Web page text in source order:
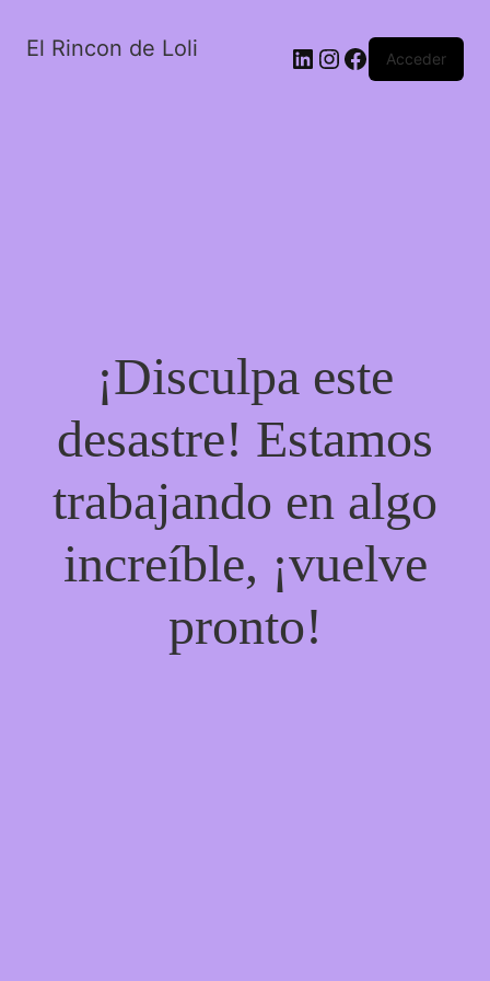
El Rincon de Loli LinkedIn
Instagram
FacebookAcceder
¡Disculpa este
desastre! Estamos
trabajando en algo
increíble, ¡vuelve
pronto!